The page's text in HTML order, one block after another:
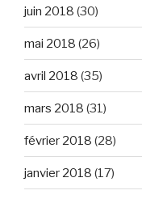
juin 2018 (30)
mai 2018 (26)
avril 2018 (35)
mars 2018 (31)
février 2018 (28)
janvier 2018 (17)